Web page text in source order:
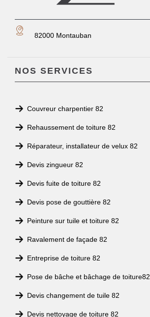
82000 Montauban
NOS SERVICES
Couvreur charpentier 82
Rehaussement de toiture 82
Réparateur, installateur de velux 82
Devis zingueur 82
Devis fuite de toiture 82
Devis pose de gouttière 82
Peinture sur tuile et toiture 82
Ravalement de façade 82
Entreprise de toiture 82
Pose de bâche et bâchage de toiture82
Devis changement de tuile 82
Devis nettoyage de toiture 82